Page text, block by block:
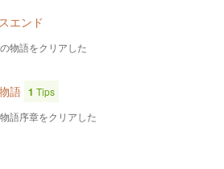
エンド
物語をクリアした
語 1 Tips
語序章をクリアした